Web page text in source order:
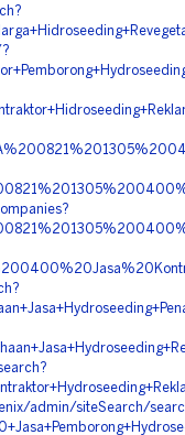
admin/siteSearch/